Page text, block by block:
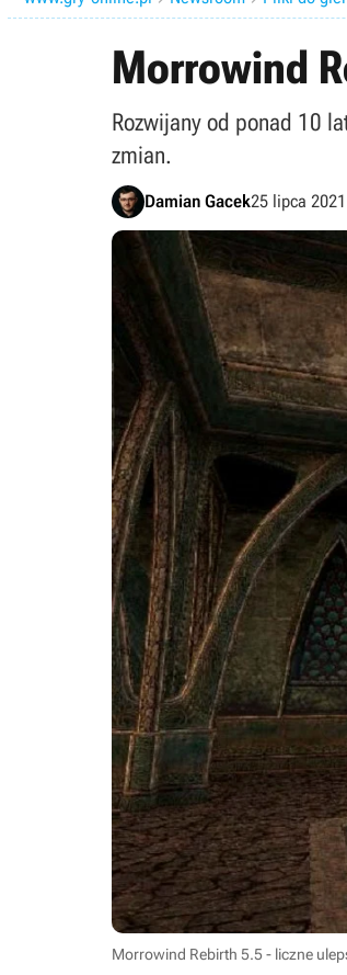
Morrowind
Rozwijany od ponad 10
zmian.
Damian Gacek25 lipca
Morrowind Rebirth 5.5 - liczne